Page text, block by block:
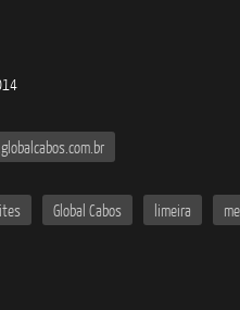
Global Cabos limeira